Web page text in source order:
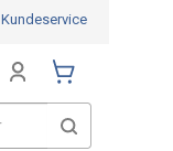
Kundeservice